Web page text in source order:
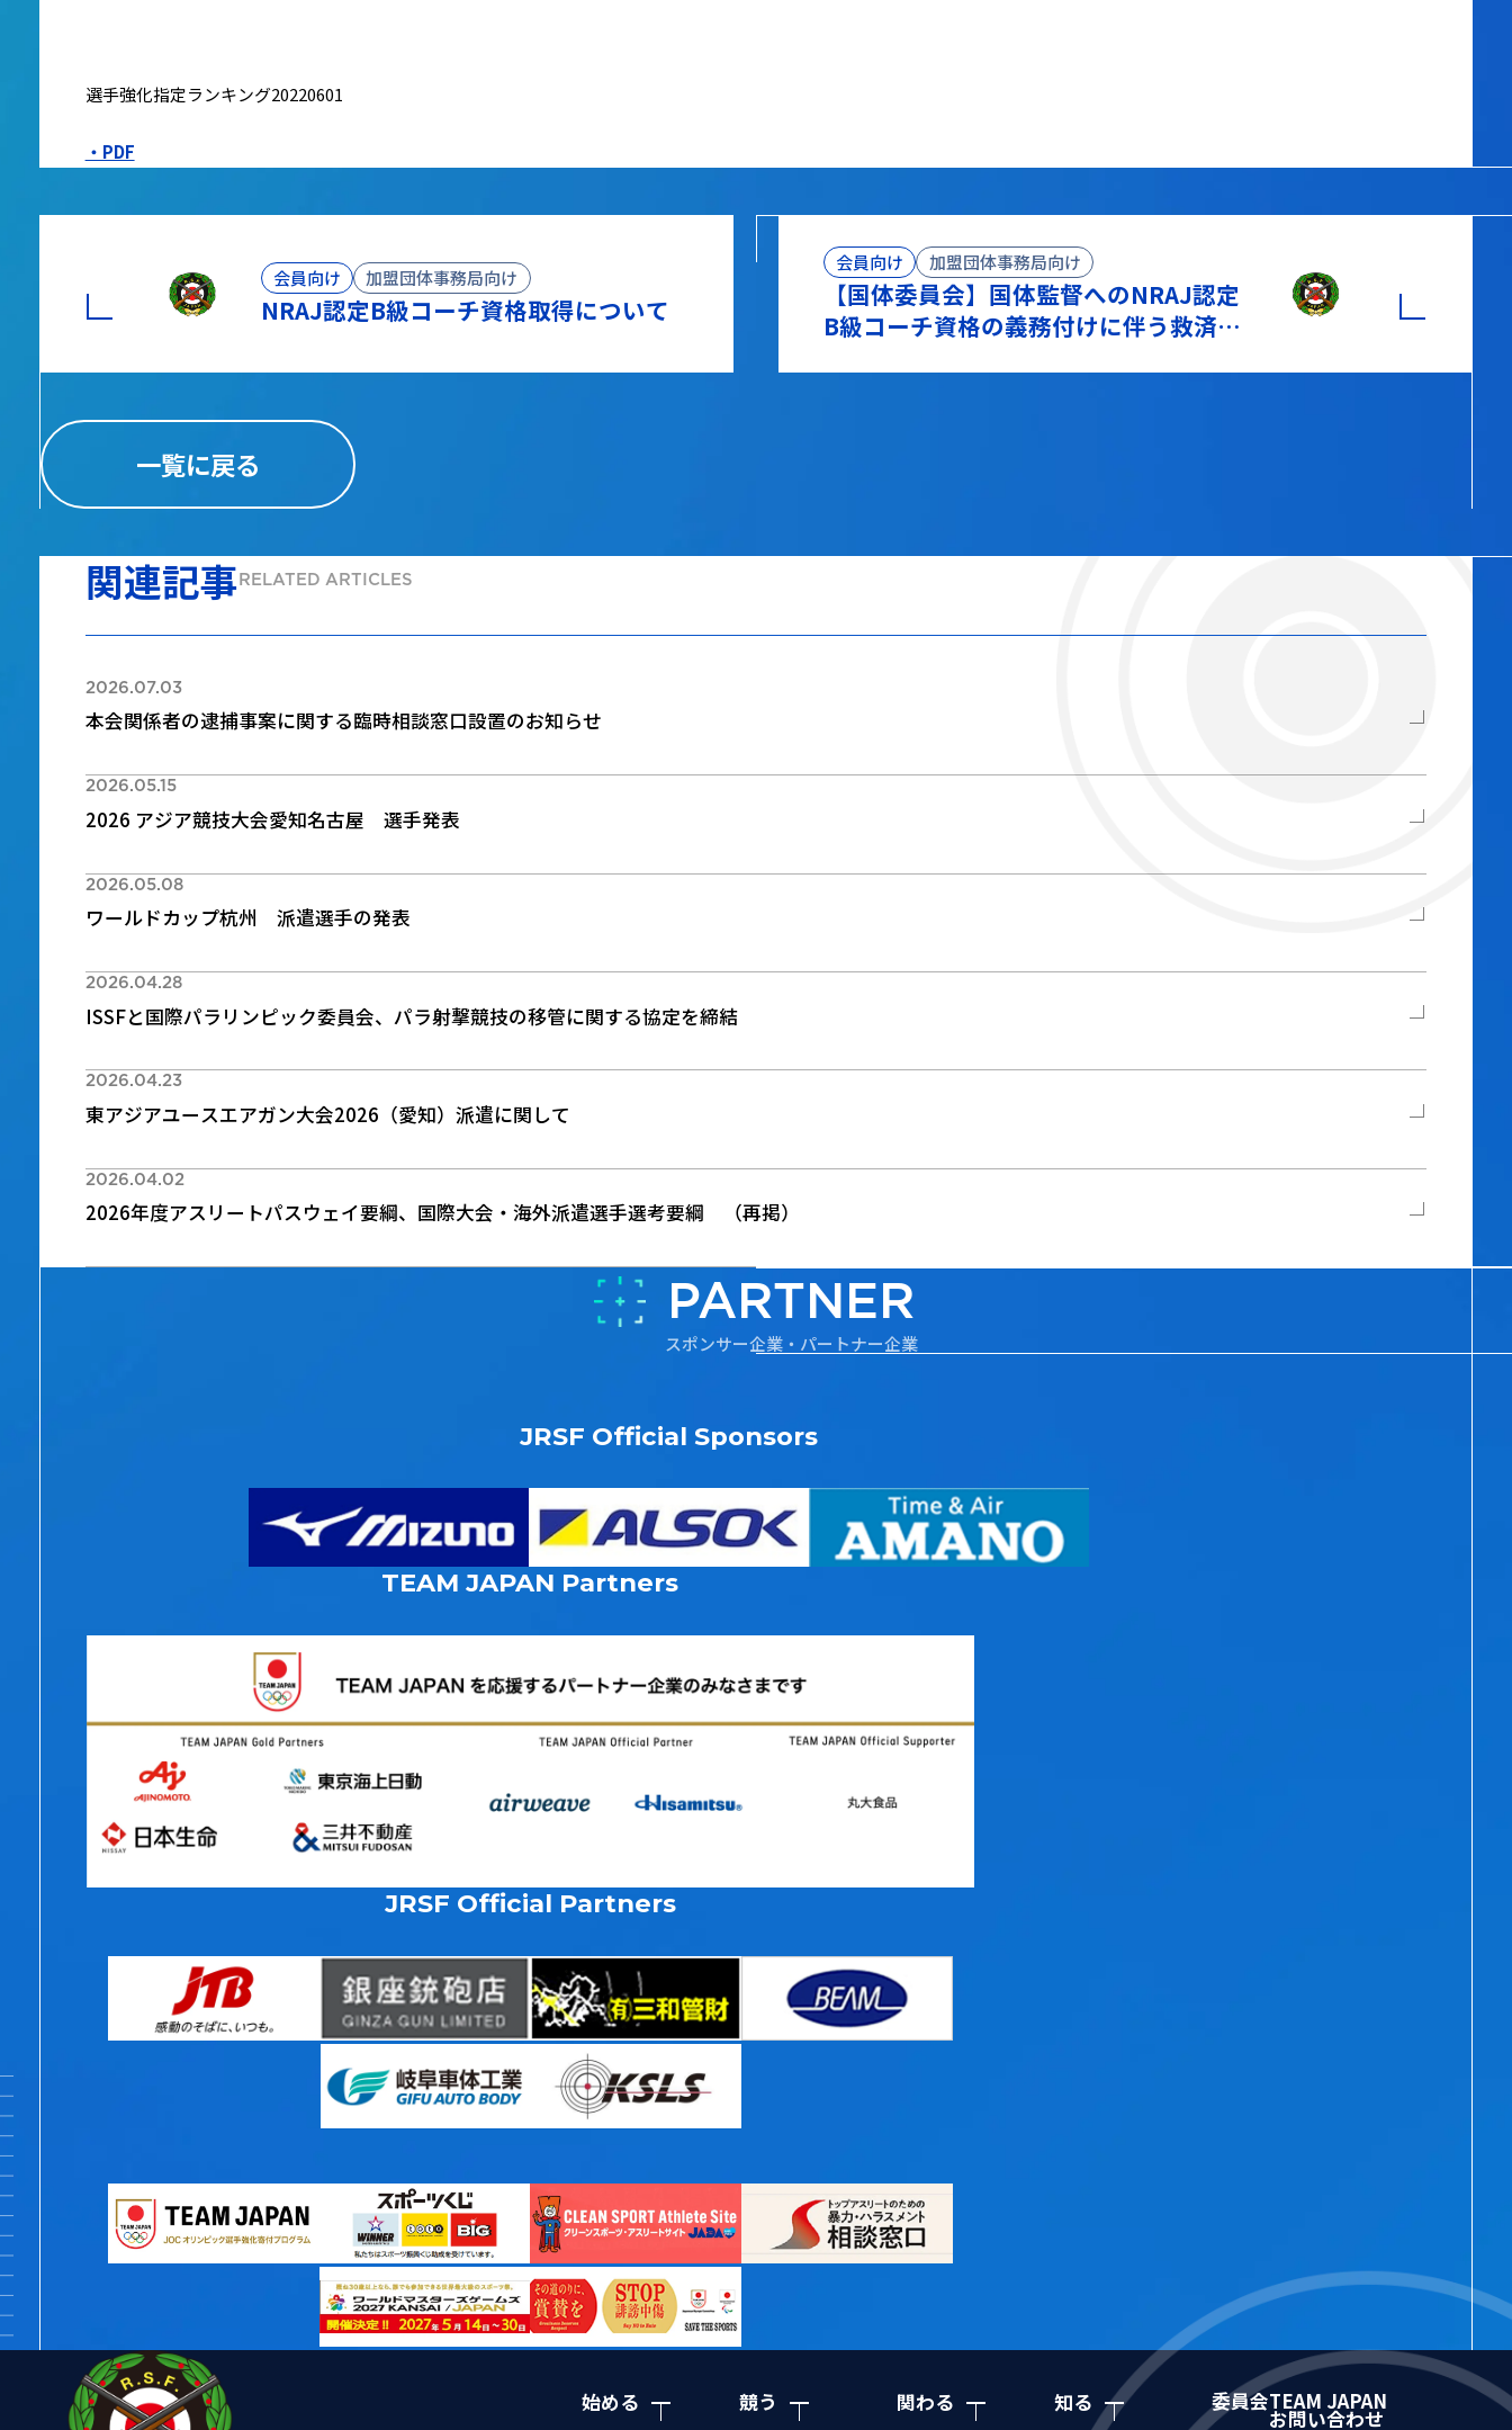
選手強化指定ランキング20220601
・PDF
会員向け 加盟団体事務局向け
NRAJ認定B級コーチ資格取得について
会員向け 加盟団体事務局向け
【国体委員会】国体監督へのNRAJ認定
B級コーチ資格の義務付けに伴う救済措
一覧に戻る
関連記事RELATED ARTICLES
2026.07.03
本会関係者の逮捕事案に関する臨時相談窓口設置のお知らせ
2026.05.15
2026 アジア競技大会愛知名古屋 選手発表
2026.05.08
ワールドカップ杭州 派遣選手の発表
2026.04.28
ISSFと国際パラリンピック委員会、パラ射撃競技の移管に関する協定を締結
2026.04.23
東アジアユースエアガン大会2026（愛知）派遣に関して
2026.04.02
2026年度アスリートパスウェイ要綱、国際大会・海外派遣選手選考要綱 （再掲）
スポンサー企業・パートナー企業
PARTNER
JRSF Official Sponsors
TEAM JAPAN Partners
JRSF Official Partners
始める 競う 関わる 知る 委員会TEAM JAPAN
お問い合わせ